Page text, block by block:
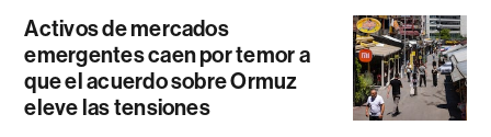
Activos de mercados
emergentes caen por temor a
que el acuerdo sobre Ormuz
eleve las tensiones